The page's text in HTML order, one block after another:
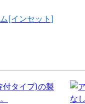
[インセット]